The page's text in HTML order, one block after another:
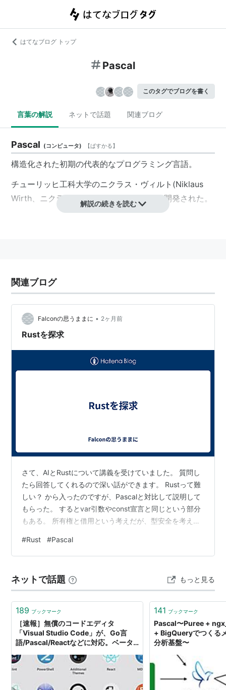
はてなブログ トップ
Pascal
このタグでブログを書く
言葉の解説 ネットで話題 関連ブログ
Pascal (コンピュータ) 【ぱすかる】
構造化された初期の代表的なプログラミング言語。
チューリッヒ工科大学のニクラス ・ヴィルト(Niklaus
Wirth、ニクラウス・ヴィルトとも)により開発された。
ーロッパでは生成言語理論の研究に基づく、数理的に厳
密なコンピューター言語への傾斜が多分にあった。これ
は米国のFortran/Cobolといった「実践的な」あるいは
悪く言えば「便利ならいいじゃん」という動きへの反動
だった。Algolを中心に発達したこの動きは最終的にプ
いたったが、あまりに巨大すぎて常軌を逸していたため
普及しなかった。Niklaus Wirthはそれまで小規模処理
なアンチティーゼとして多分に研究的な意味も含めて開
特徴
Pascalの最大の特徴はコンパクトにまとまった厳格な文
法と、その定義である。生成言語理論研究を真摯に受け
止め、リテラルの構造は正規文法で、言語構造は文脈自
由文法で記述される。また、言語構造は拡張BNF記法を
行いやすかった。一方で、「自分自身のコンパイラを開
発できる」十分な実用性を持っていた。
普及
Pascalは研究開発過程で中間言語コンパイラによる記述
が行われた。Pascal P4コンパイラと呼ばれたこのシス
テムは、仮想スタックマシン用のマシン語(P-Codeと呼
ばれた)を生成する。Pascal P4コンパイラはPascalで記
述されていたため、コンパイラの実行コードも中間言語
になっている。そのため、仮想スタックマシンの移植が
完了すれば直ちにPascalコンパイラを使用できた。
解説の続きを読む
関連ブログ
Falconの思うままに • 2ヶ月前
Rustを探求
さて、AIとRustについて講義を受けていました。 質問し
たら回答してくれるので深い話ができます。 Rustって難
しい？ から入ったのですが、Pascalと対比して説明して
もらった。 するとvar引数やconst宣言と同じという部分
もある。 所有権と借用という考えだが、型安全を考える
が、Pascalのほうが安全であるとは 思っていた。Cは危
険なことが簡単にできてしまっていた。 Turbo pascalは
されもしてきたが..... Cのほうが速いとかCができなきゃ
仕事ないよとまで言われた…
#Rust #Pascal
ネットで話題 もっと見る
189 ブックマーク
［速報］無償のコードエディタ
「Visual Studio Code」が、Go言
語/Pascal/Reactなどに対応。ベータ
2015
141 ブックマーク
Pascal〜Puree +
+ BigQueryでつくる
分析基盤〜